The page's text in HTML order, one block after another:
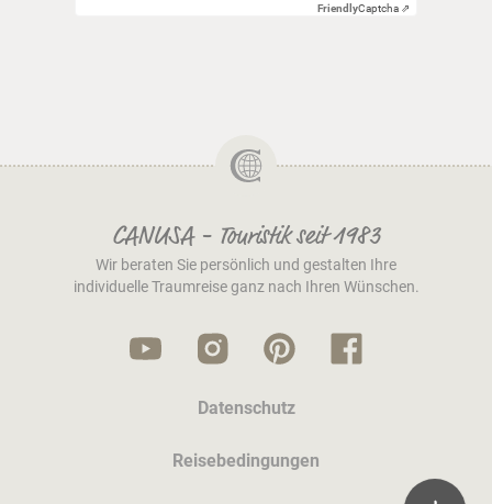
FriendlyCaptcha ⇗
CANUSA - Touristik seit 1983
Wir beraten Sie persönlich und gestalten Ihre
individuelle Traumreise ganz nach Ihren Wünschen.
Datenschutz
Reisebedingungen